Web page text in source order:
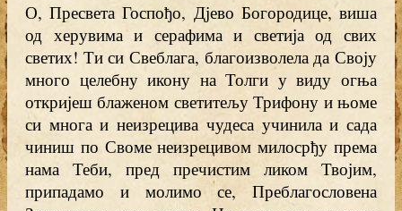
О, Пресвета Госпођо, Дјево Богородице, виша
од херувима и серафима и светија од свих
светих! Ти си Свеблага, благоизволела да Своју
много целебну икону на Толги у виду огња
откријеш блаженом светитељу Трифону и њоме
си многа и неизрецива чудеса учинила и сада
чиниш по Своме неизрецивом милосрђу према
нама Теби, пред пречистим ликом Твојим,
припадамо и молимо се, Преблагословена